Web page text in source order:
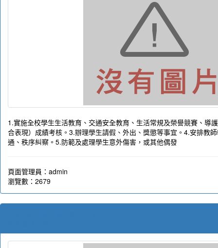
1.實施全校學生生活教育、交通安全教育、生活常規及榮譽競賽、導
合表現）成績考核。3.辦理學生請假、外出、獎懲等事宜。4.安排教
通、秩序糾察。5.防範及處理學生意外傷害，或其他偶發
頁面管理員：admin
瀏覽數：2679